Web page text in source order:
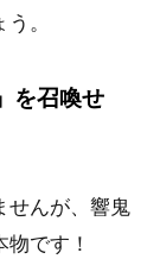
。
を召喚せ
せんが、響鬼
です！